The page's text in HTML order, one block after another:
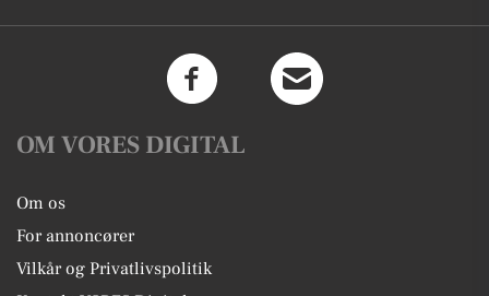
OM VORES DIGITAL
Om os
For annoncører
Vilkår og Privatlivspolitik